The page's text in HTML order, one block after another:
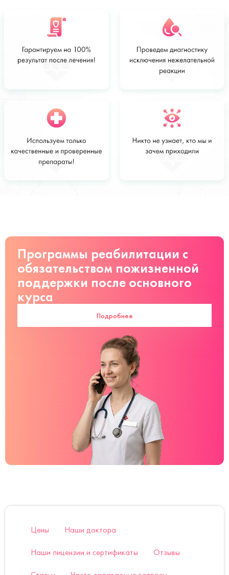
Стоимость
от 10 000
Заказать
Программы реабилитации с
обязательством пожизненной
поддержки после основного
курса
Подробнее
Цены Наши доктора
Наши лицензии и сертификаты Отзывы